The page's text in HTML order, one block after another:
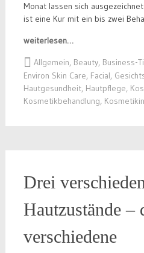
Monat lassen sich
ist eine Kur mit ein bis zwei
weiterlesen…
Allgemein, Beauty, Business-
Environ Skin Care, Facial,
Hautgesundheit, Hautpflege,
Kosmetikbehandlung,
Drei
Hautzustände –
verschiedene